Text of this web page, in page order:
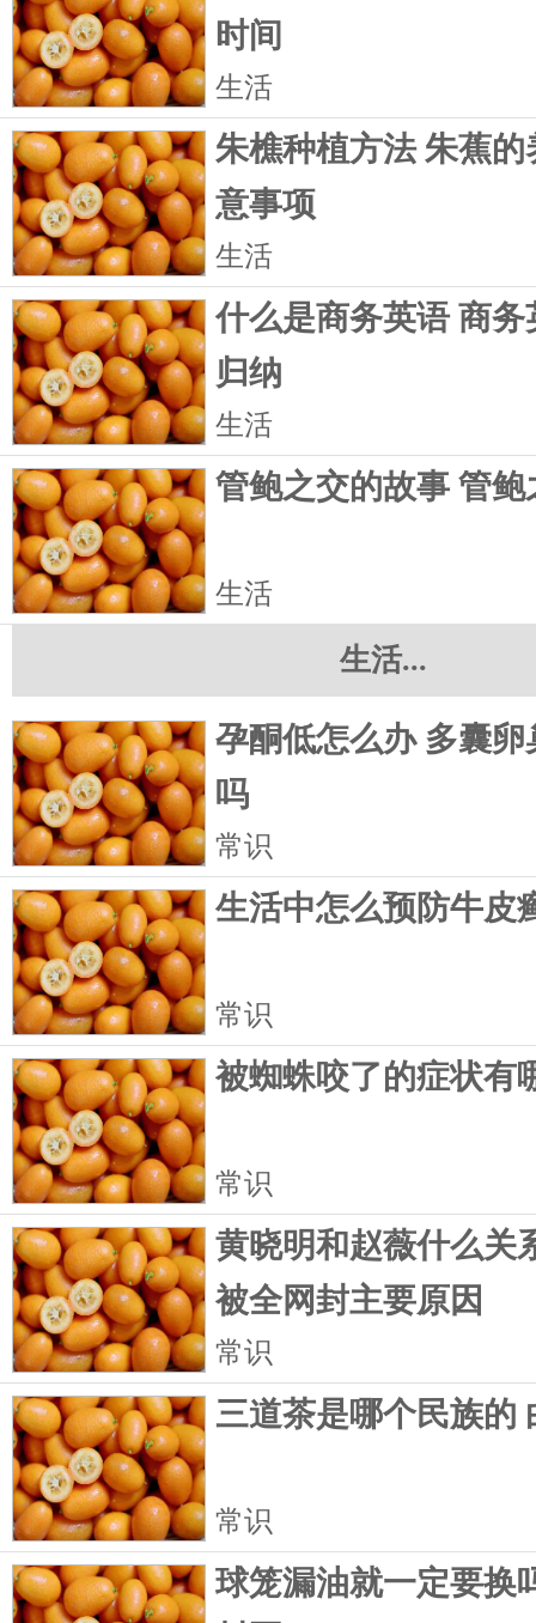
时间
生活
朱樵种植方法 朱蕉
意事项
生活
什么是商务英语 商
归纳
生活
管鲍之交的故事 管鲍
生活
生活...
孕酮低怎么办 多囊
吗
常识
生活中怎么预防牛皮
常识
被蜘蛛咬了的症状有
常识
黄晓明和赵薇什么关
被全网封主要原因
常识
三道茶是哪个民族的
常识
球笼漏油就一定要换